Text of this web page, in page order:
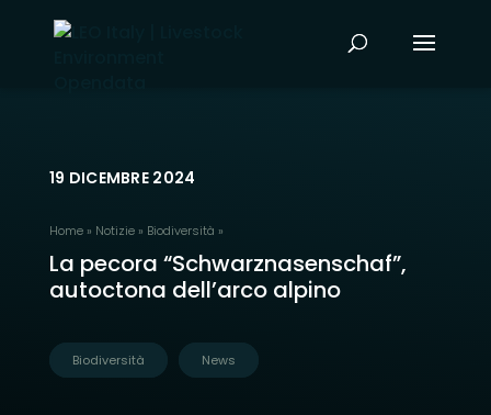
19 DICEMBRE 2024
Home» Notizie» Biodiversità »
La pecora “Schwarznasenschaf”,
autoctona dell’arco alpino
Biodiversità News